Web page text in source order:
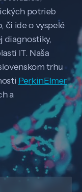
potrieb
či ide o vyspelé
diagnostiky,
IT. Naša
trhu
PerkinElmer
a